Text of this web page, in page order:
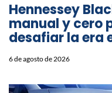
Hennessey
manual y cero
desafiar la era
6 de agosto de 2026